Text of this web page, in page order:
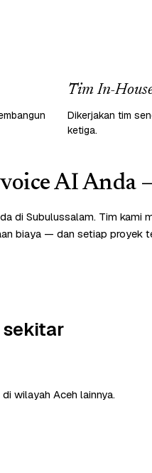
Tim In-
Dikerjakan tim
ketiga.
AI Anda
di Subulussalam. Tim kami
biaya — dan setiap proyek
sekitar
wilayah Aceh lainnya.